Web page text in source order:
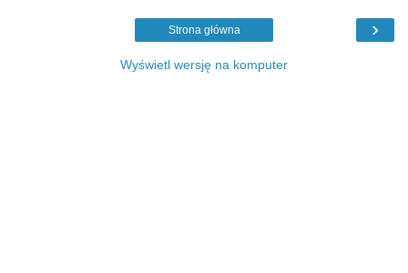
›
Strona główna
Wyświetl wersję na komputer